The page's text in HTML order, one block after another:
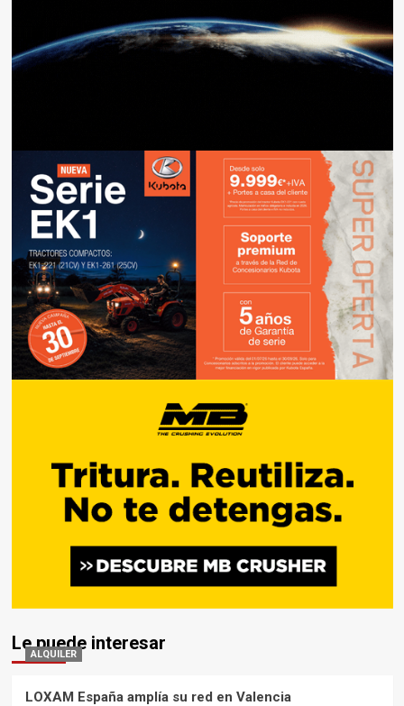
Le puede interesar
ALQUILER
LOXAM España amplía su red en Valencia